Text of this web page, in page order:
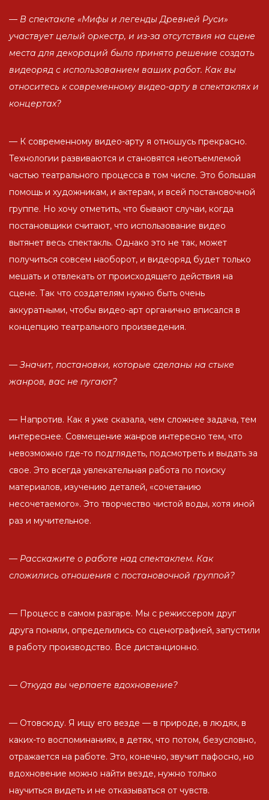
— В спектакле «Мифы и легенды Древней Руси»
участвует целый оркестр, и из-за отсутствия на сцене
места для декораций было принято решение создать
видеоряд с использованием ваших работ. Как вы
относитесь к современному видео-арту в спектаклях и
концертах?
— К современному видео-арту я отношусь прекрасно.
Технологии развиваются и становятся неотъемлемой
частью театрального процесса в том числе. Это большая
помощь и художникам, и актерам, и всей постановочной
группе. Но хочу отметить, что бывают случаи, когда
постановщики считают, что использование видео
вытянет весь спектакль. Однако это не так, может
получиться совсем наоборот, и видеоряд будет только
мешать и отвлекать от происходящего действия на
сцене. Так что создателям нужно быть очень
аккуратными, чтобы видео-арт органично вписался в
концепцию театрального произведения.
— Значит, постановки, которые сделаны на стыке
жанров, вас не пугают?
— Напротив. Как я уже сказала, чем сложнее задача, тем
интереснее. Совмещение жанров интересно тем, что
невозможно где-то подглядеть, подсмотреть и выдать за
свое. Это всегда увлекательная работа по поиску
материалов, изучению деталей, «сочетанию
несочетаемого». Это творчество чистой воды, хотя иной
раз и мучительное.
— Расскажите о работе над спектаклем. Как
сложились отношения с постановочной группой?
— Процесс в самом разгаре. Мы с режиссером друг
друга поняли, определились со сценографией, запустили
в работу производство. Все дистанционно.
— Откуда вы черпаете вдохновение?
— Отовсюду. Я ищу его везде — в природе, в людях, в
каких-то воспоминаниях, в детях, что потом, безусловно,
отражается на работе. Это, конечно, звучит пафосно, но
вдохновение можно найти везде, нужно только
научиться видеть и не отказываться от чувств.